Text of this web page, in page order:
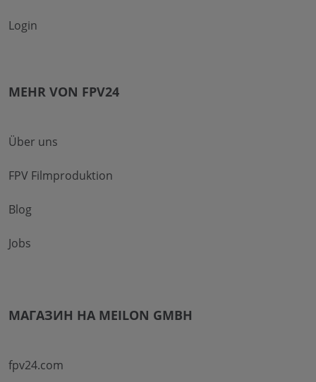
Login
MEHR VON FPV24
Über uns
FPV Filmproduktion
Blog
Jobs
МАГАЗИН НА MEILON GMBH
fpv24.com